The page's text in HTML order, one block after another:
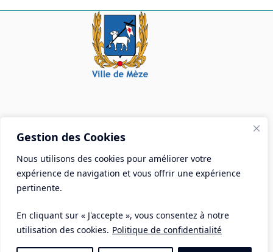
Gestion des Cookies
Nous utilisons des cookies pour améliorer votre
expérience de navigation et vous offrir une expérience
pertinente.
En cliquant sur « J'accepte », vous consentez à notre
utilisation des cookies. Politique de confidentialité
Mairie de Mèze
Place Aristide Briand - BP 28 34140 Mèze
Tél :04 67 18 30 30
Mail :